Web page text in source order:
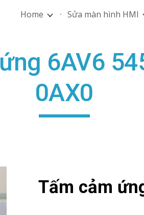
Skip
Home Sửa màn hình HMI
6AV6
0AX0
Tấm cảm